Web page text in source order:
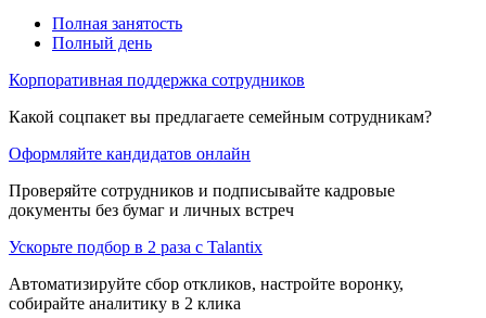
Полная занятость
Полный день
Корпоративная поддержка сотрудников
Какой соцпакет вы предлагаете семейным сотрудникам?
Оформляйте кандидатов онлайн
Проверяйте сотрудников и подписывайте кадровые
документы без бумаг и личных встреч
Ускорьте подбор в 2 раза с Talantix
Автоматизируйте сбор откликов, настройте воронку,
собирайте аналитику в 2 клика